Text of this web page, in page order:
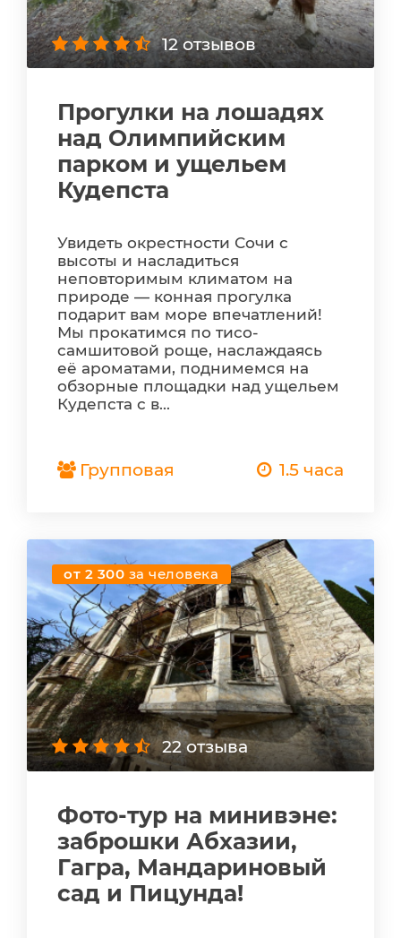
12 отзывов
Прогулки на лошадях
над Олимпийским
парком и ущельем
Кудепста
Увидеть окрестности Сочи с
высоты и насладиться
неповторимым климатом на
природе — конная прогулка
подарит вам море впечатлений!
Мы прокатимся по тисо-
самшитовой роще, наслаждаясь
её ароматами, поднимемся на
обзорные площадки над ущельем
Кудепста с в...
Групповая 1.5 часа
от 2 300 за человека
22 отзыва
Фото-тур на минивэне:
заброшки Абхазии,
Гагра, Мандариновый
сад и Пицунда!